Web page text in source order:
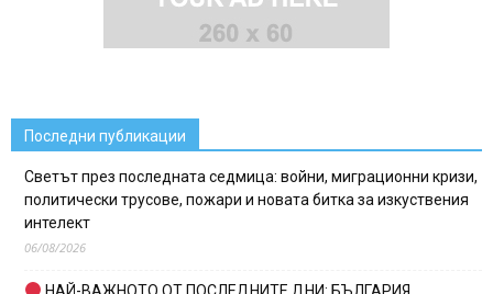
Последни публикации
Светът през последната седмица: войни, миграционни кризи,
политически трусове, пожари и новата битка за изкуствения
интелект
06/08/2026
НАЙ-ВАЖНОТО ОТ ПОСЛЕДНИТЕ ДНИ: БЪЛГАРИЯ,